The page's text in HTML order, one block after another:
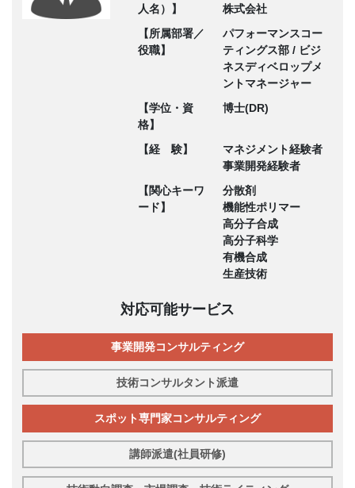
人名）】
株式会社
【所属部署／
役職】
パフォーマンスコー
ティングス部 / ビジ
ネスディベロップメ
ントマネージャー
【学位・資
格】
博士(DR)
【経 験】
マネジメント経験者
事業開発経験者
【関心キーワ
ード】
分散剤
機能性ポリマー
高分子合成
高分子科学
有機合成
生産技術
対応可能サービス
事業開発コンサルティング
技術コンサルタント派遣
スポット専門家コンサルティング
講師派遣(社員研修)